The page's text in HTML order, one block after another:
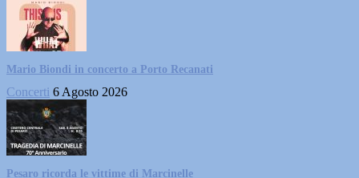
Mario Biondi in concerto a Porto Recanati
Concerti 6 Agosto 2026
Pesaro ricorda le vittime di Marcinelle